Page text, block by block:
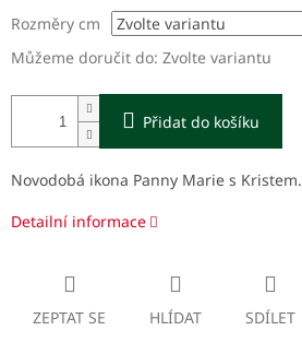
Rozměry cm
Můžeme doručit do: Zvolte variantu
Přidat do košíku
Novodobá ikona Panny Marie s Kristem.
Detailní informace
ZEPTAT SE HLÍDAT SDÍLET